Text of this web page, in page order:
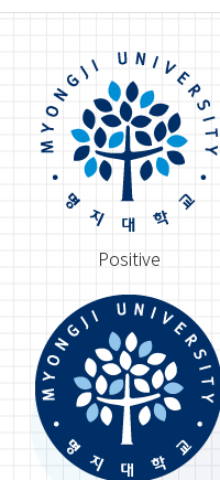
Positive